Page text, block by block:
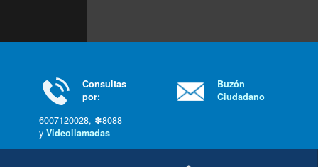
Consultas
por:
6007120028, ✽8088
y Videollamadas
Buzón
Ciudadano